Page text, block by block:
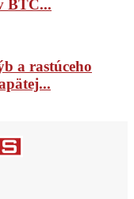
BTC...
a rastúceho